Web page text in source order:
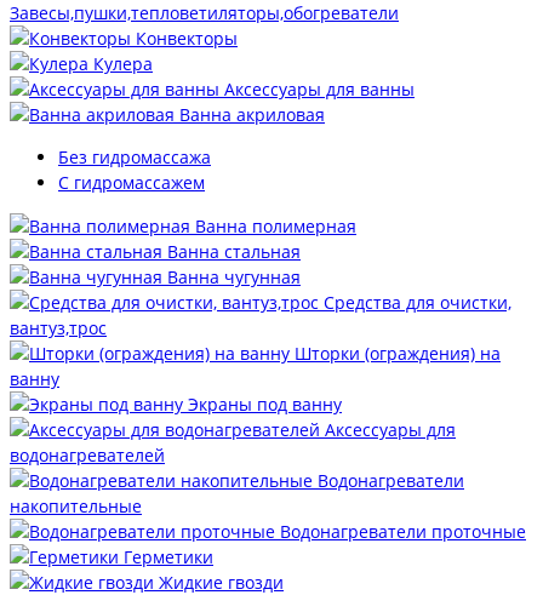
Завесы,пушки,тепловетиляторы,обогреватели
Конвекторы
Кулера
Аксессуары для ванны
Ванна акриловая
Без гидромассажа
С гидромассажем
Ванна полимерная
Ванна стальная
Ванна чугунная
Средства для очистки,
вантуз,трос
Шторки (ограждения) на
ванну
Экраны под ванну
Аксессуары для
водонагревателей
Водонагреватели
накопительные
Водонагреватели проточные
Герметики
Жидкие гвозди